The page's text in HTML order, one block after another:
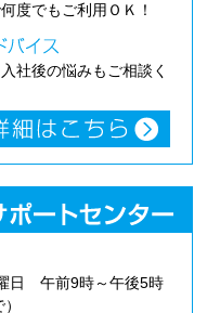
度でもご利用ＯＫ！
社後の悩みもご相談く
日 午前9時～午後5時